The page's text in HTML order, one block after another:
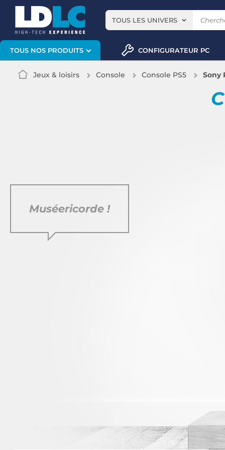
TOUS LES UNIVERS
TOUS NOS PRODUITS CONFIGURATEUR PC
Jeux & loisirs Console Console PS5 Sony
Muséericorde !